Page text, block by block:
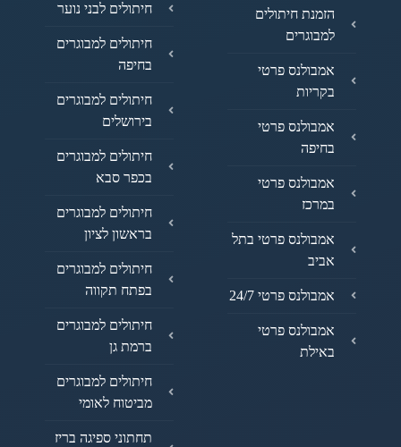
הזמנת חיתולים
למבוגרים
אמבולנס פרטי
בקריות
אמבולנס פרטי
בחיפה
אמבולנס פרטי
במרכז
אמבולנס פרטי בתל
אביב
אמבולנס פרטי 24/7
אמבולנס פרטי
באילת
חיתולים לבני נוער
חיתולים למבוגרים
בחיפה
חיתולים למבוגרים
בירושלים
חיתולים למבוגרים
בכפר סבא
חיתולים למבוגרים
בראשון לציון
חיתולים למבוגרים
בפתח תקווה
חיתולים למבוגרים
ברמת גן
חיתולים למבוגרים
מביטוח לאומי
תחתוני ספיגה בריז